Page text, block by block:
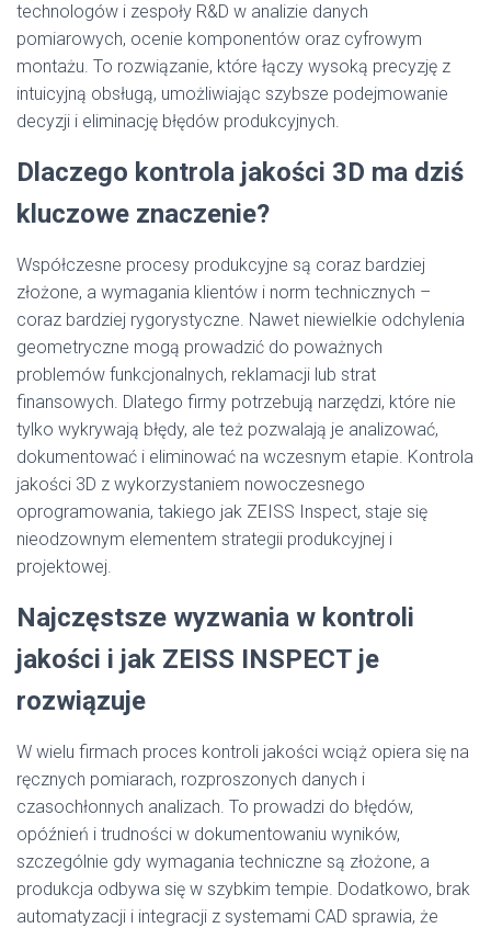
technologów i zespoły R&D w analizie danych
pomiarowych, ocenie komponentów oraz cyfrowym
montażu. To rozwiązanie, które łączy wysoką precyzję z
intuicyjną obsługą, umożliwiając szybsze podejmowanie
decyzji i eliminację błędów produkcyjnych.
Dlaczego kontrola jakości 3D ma dziś
kluczowe znaczenie?
Współczesne procesy produkcyjne są coraz bardziej
złożone, a wymagania klientów i norm technicznych –
coraz bardziej rygorystyczne. Nawet niewielkie odchylenia
geometryczne mogą prowadzić do poważnych
problemów funkcjonalnych, reklamacji lub strat
finansowych. Dlatego firmy potrzebują narzędzi, które nie
tylko wykrywają błędy, ale też pozwalają je analizować,
dokumentować i eliminować na wczesnym etapie. Kontrola
jakości 3D z wykorzystaniem nowoczesnego
oprogramowania, takiego jak ZEISS Inspect, staje się
nieodzownym elementem strategii produkcyjnej i
projektowej.
Najczęstsze wyzwania w kontroli
jakości i jak ZEISS INSPECT je
rozwiązuje
W wielu firmach proces kontroli jakości wciąż opiera się na
ręcznych pomiarach, rozproszonych danych i
czasochłonnych analizach. To prowadzi do błędów,
opóźnień i trudności w dokumentowaniu wyników,
szczególnie gdy wymagania techniczne są złożone, a
produkcja odbywa się w szybkim tempie. Dodatkowo, brak
automatyzacji i integracji z systemami CAD sprawia, że